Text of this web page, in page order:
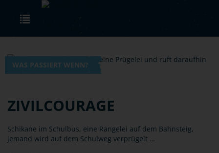
Skip to main content
WAS PASSIERT WENN?
ZIVILCOURAGE
Schikane im Schulbus, eine Rangelei auf dem Bahnsteig,
jemand wird auf dem Schulweg verprügelt …